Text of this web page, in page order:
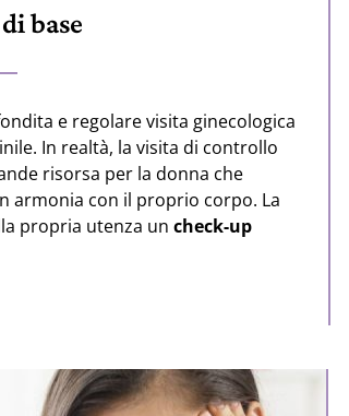
base
e regolare visita ginecologica
In realtà, la visita di controllo
risorsa per la donna che
armonia con il proprio corpo. La
propria utenza un check-up